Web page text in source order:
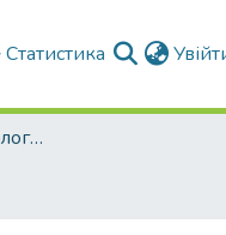
Статистика
Факультет Агротехнологій та екології